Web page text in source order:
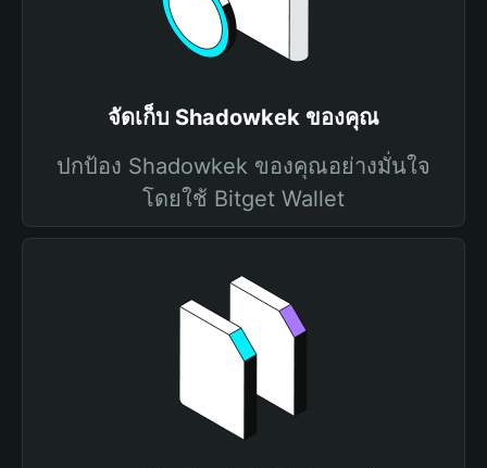
จัดเก็บ Shadowkek ของคุณ
ปกป้อง Shadowkek ของคุณอย่างมั่นใจ
โดยใช้ Bitget Wallet